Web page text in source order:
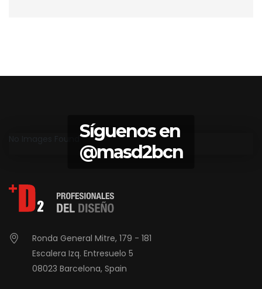
Síguenos en
@masd2bcn
Ronda General Mitre, 179 - 181
Escalera Izq. Entresuelo 5
08023 Barcelona, Spain